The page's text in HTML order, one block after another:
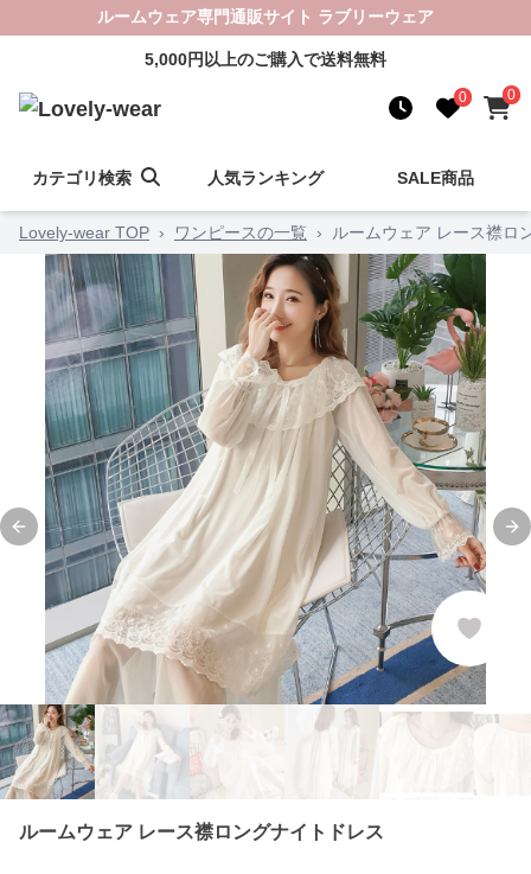
ルームウェア専門通販サイト ラブリーウェア
5,000円以上のご購入で送料無料
0 0
カテゴリ検索 人気ランキング SALE商品
Lovely-wear TOP › ワンピースの一覧 › ルームウェア レース襟ロ
Previous slide
ルームウェア レース襟ロングナイトドレス